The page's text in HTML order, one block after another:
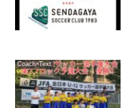
Coach×Text